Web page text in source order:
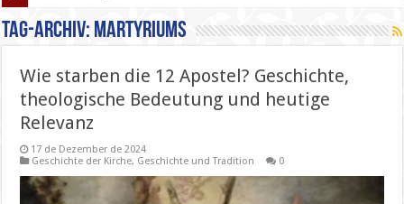
Tag-Archiv: Martyriums
Wie starben die 12 Apostel? Geschichte,
theologische Bedeutung und heutige
Relevanz
17 de Dezember de 2024
Geschichte der Kirche, Geschichte und Tradition 0